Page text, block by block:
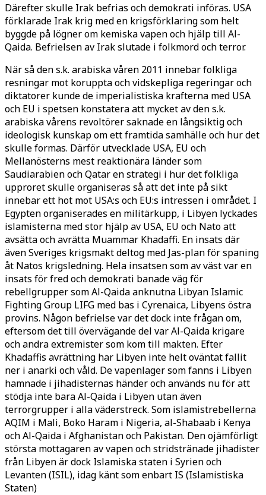
Därefter skulle Irak befrias och demokrati införas. USA
förklarade Irak krig med en krigsförklaring som helt
byggde på lögner om kemiska vapen och hjälp till Al-
Qaida. Befrielsen av Irak slutade i folkmord och terror.
När så den s.k. arabiska våren 2011 innebar folkliga
resningar mot koruppta och vidskepliga regeringar och
diktatorer kunde de imperialistiska krafterna med USA
och EU i spetsen konstatera att mycket av den s.k.
arabiska vårens revoltörer saknade en långsiktig och
ideologisk kunskap om ett framtida samhälle och hur det
skulle formas. Därför utvecklade USA, EU och
Mellanösterns mest reaktionära länder som
Saudiarabien och Qatar en strategi i hur det folkliga
upproret skulle organiseras så att det inte på sikt
innebar ett hot mot USA:s och EU:s intressen i området. I
Egypten organiserades en militärkupp, i Libyen lyckades
islamisterna med stor hjälp av USA, EU och Nato att
avsätta och avrätta Muammar Khadaffi. En insats där
även Sveriges krigsmakt deltog med Jas-plan för spaning
åt Natos krigsledning. Hela insatsen som av väst var en
insats för fred och demokrati banade väg för
rebellgrupper som Al-Qaida anknutna Libyan Islamic
Fighting Group LIFG med bas i Cyrenaica, Libyens östra
provins. Någon befrielse var det dock inte frågan om,
eftersom det till övervägande del var Al-Qaida krigare
och andra extremister som kom till makten. Efter
Khadaffis avrättning har Libyen inte helt oväntat fallit
ner i anarki och våld. De vapenlager som fanns i Libyen
hamnade i jihadisternas händer och används nu för att
stödja inte bara Al-Qaida i Libyen utan även
terrorgrupper i alla väderstreck. Som islamistrebellerna
AQIM i Mali, Boko Haram i Nigeria, al-Shabaab i Kenya
och Al-Qaida i Afghanistan och Pakistan. Den ojämförligt
största mottagaren av vapen och stridstränade jihadister
från Libyen är dock Islamiska staten i Syrien och
Levanten (ISIL), idag känt som enbart IS (Islamistiska
Staten)